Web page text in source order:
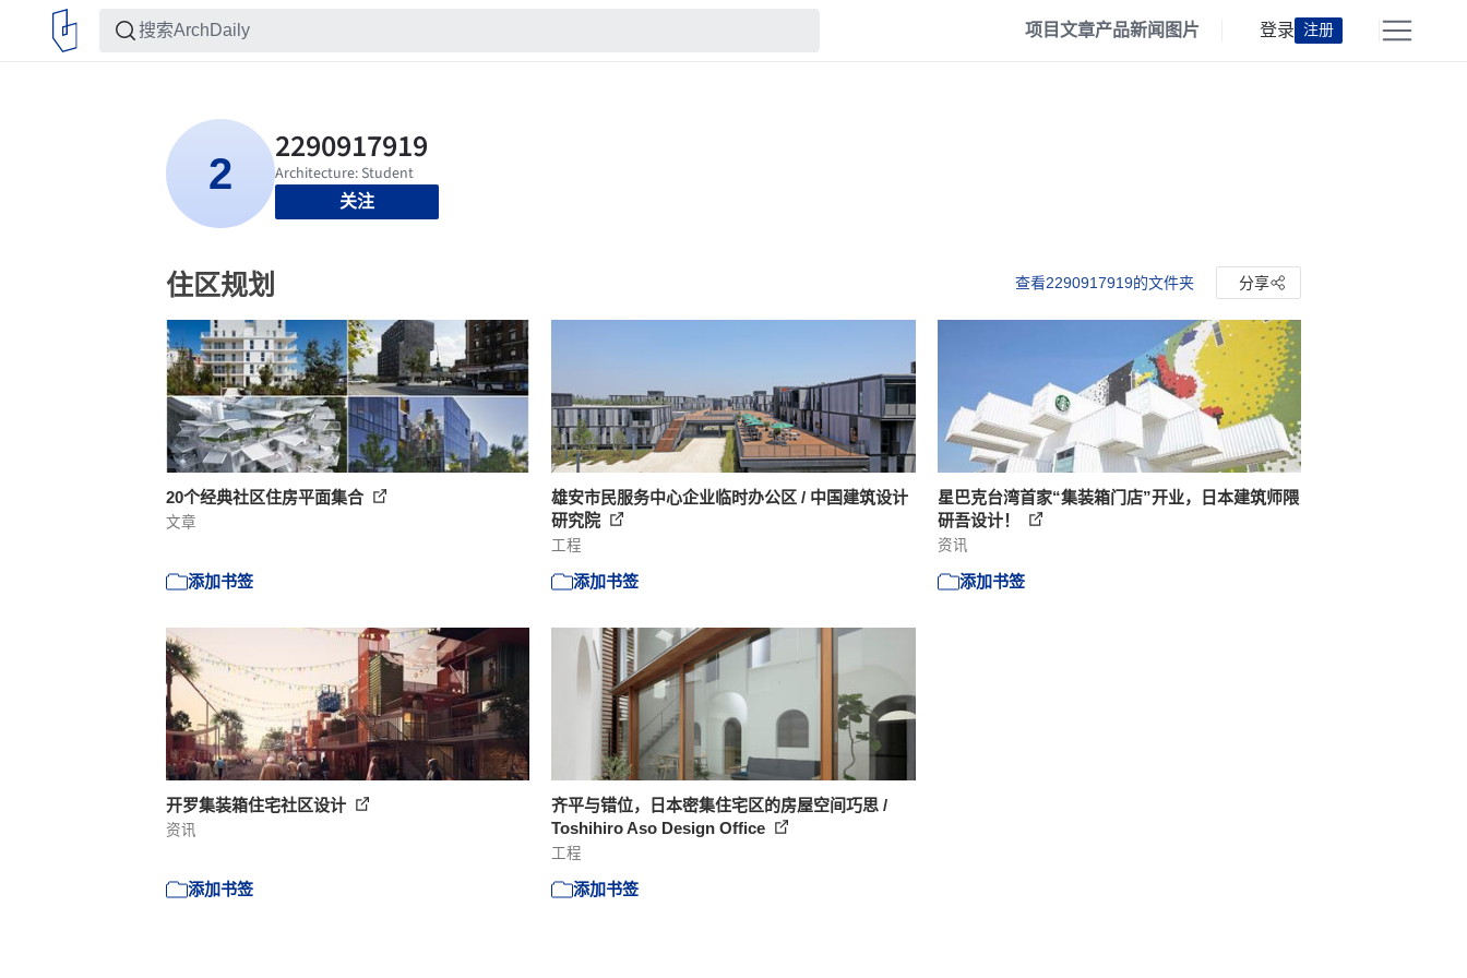
项目文章产品新闻 图片 登录 注册
关注
住区规划 查看2290917919的文件夹 分享
20个经典社区住房平面集合
文章
添加书签
雄安市民服务中心企业临时办公区 / 中国建筑设计
研究院
工程
添加书签
星巴克台湾首家“集装箱门店”开业，日本建筑师隈
研吾设计！
资讯
添加书签
开罗集装箱住宅社区设计
资讯
添加书签
齐平与错位，日本密集住宅区的房屋空间巧思 /
Toshihiro Aso Design Office
工程
添加书签